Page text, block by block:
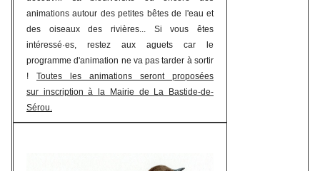
animations autour des petites bêtes de l'eau et
des oiseaux des rivières... Si vous êtes
intéressé·es, restez aux aguets car le
programme d'animation ne va pas tarder à sortir
! Toutes les animations seront proposées
sur inscription à la Mairie de La Bastide-de-
Sérou.